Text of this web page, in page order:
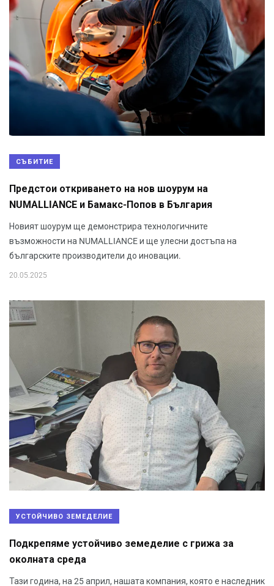
СЪБИТИЕ
Предстои откриването на нов шоурум на
NUMALLIANCE и Бамакс-Попов в България
Новият шоурум ще демонстрира технологичните
възможности на NUMALLIANCE и ще улесни достъпа на
българските производители до иновации.
20.05.2025
УСТОЙЧИВО ЗЕМЕДЕЛИЕ
Подкрепяме устойчиво земеделие с грижа за
околната среда
Тази година, на 25 април, нашата компания, която е наследник